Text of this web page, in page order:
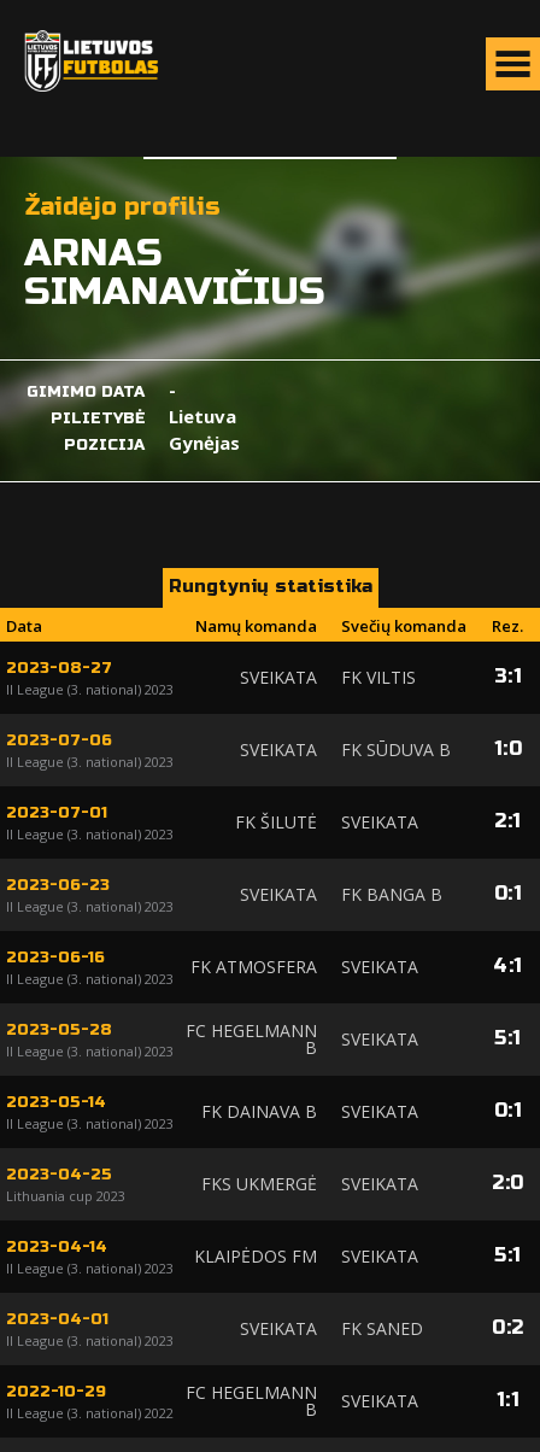
Žaidėjo profilis
ARNAS
SIMANAVIČIUS
GIMIMO DATA -
PILIETYBĖ Lietuva
POZICIJA Gynėjas
Rungtynių statistika
Data
Namų komanda Svečių komanda Rez.
2023-08-27
II League (3. national) 2023
SVEIKATA FK VILTIS 3:1
2023-07-06
II League (3. national) 2023
SVEIKATA FK SŪDUVA B 1:0
2023-07-01
II League (3. national) 2023
FK ŠILUTĖ SVEIKATA 2:1
2023-06-23
II League (3. national) 2023
SVEIKATA FK BANGA B 0:1
2023-06-16
II League (3. national) 2023
FK ATMOSFERA SVEIKATA 4:1
2023-05-28
II League (3. national) 2023
FC HEGELMANN
B SVEIKATA 5:1
2023-05-14
II League (3. national) 2023
FK DAINAVA B SVEIKATA 0:1
2023-04-25
Lithuania cup 2023
FKS UKMERGĖ SVEIKATA 2:0
2023-04-14
II League (3. national) 2023
KLAIPĖDOS FM SVEIKATA 5:1
2023-04-01
II League (3. national) 2023
SVEIKATA FK SANED 0:2
2022-10-29
II League (3. national) 2022
FC HEGELMANN
B SVEIKATA 1:1